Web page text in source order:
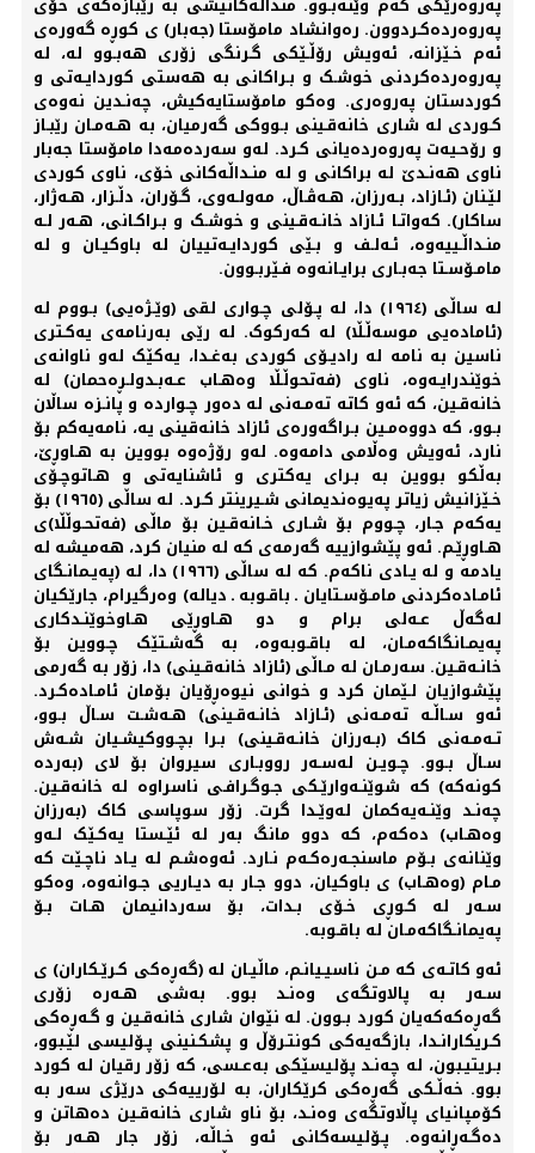
پەروەردەکـردوون. رەوانشاد مامۆستا (جەبار) ی کوڕە گەورەی
ئەم خـێزانە، ئەویش رۆڵـێکی گـرنگی زۆری هەبـوو لە، لە
پەروەردەکردنی خوشـک و بـراکانی بە هەستی کوردایـەتی و
کوردستان پەروەری. وەکو مامۆستایەکیش، چەنـدین نەوەی
کـوردی لە شاری خانەقـینی بـووکی گەرمیان، بە هـەمـان رێبـاز
و رۆحـیەت پەروەردەیانی کـرد. لەو سەردەمەدا مامۆستا جەبار
ناوی هەنـدێ لە براکانی و لە منـداڵەکانی خۆی، ناوی کوردی
لێـنان (ئـازاد، بـەرزان، هـەڤـاڵ، مەولـەوی، گـۆران، دڵـزار، هـەژار،
ساکار). کەواتـا ئـازاد خانـەقـینی و خوشـک و بـراکـانی، هـەر لـە
منـداڵـییەوە، ئـەلـف و بـێی کوردایـەتییان لە باوکیـان و لە
مامـۆسـتا جەبـاری برایـانەوە فـێربـوون.
لە ساڵی (١٩٦٤) دا، لە پـۆلی چـواری لقی (وێـژەیی) بـووم لە
(ئامادەیی موسەڵـڵا) لە کەرکوک. لە رێی بەرنامەی یەکـتری
ناسین بە نامە لە رادیـۆی کوردی بەغـدا، یەکێک لەو ناوانەی
خوێندرایـەوە، ناوی (فەتحوڵـڵا وەهـاب عـەبـدولـڕەحمان) لە
خانەقـین، کە ئەو کاتە تەمـەنی لە دەور چـواردە و پانـزە ساڵان
بـوو، کە دووەمـین بـراگەورەی ئازاد خانەقینی یە، نامەیەکم بۆ
نارد، ئەویش وەڵامی دامەوە. لەو رۆژەوە بووین بە هـاوڕێ،
بەڵکو بووین بە بـرای یەکتری و ئاشنایەتی و هـاتوچـۆی
خـێزانیش زیاتر پەیوەندیمانی شـيرینتر کـرد. لە ساڵی (١٩٦٥) بۆ
یەکەم جـار، چـووم بۆ شـاری خـانەقـین بۆ ماڵی (فەتحـوڵڵا)ی
هـاوڕێـم. ئەو پێشوازییە گەرمەی کە لە منیان کرد، هەمیشە لە
یادمە و لە یـادی ناکەم. کە لە ساڵی (١٩٦٦) دا، لە (پەیـمانـگای
ئامـادەکردنی مامـۆسـتایان ـ باقـوبە ـ دیالە) وەرگیرام، جارێکیان
لەگەڵ عـەلی برام و دو هـاوڕێی هـاوخوێنـدکاری
پەیمـانگاکەمـان، لە باقـوبەوە، بە گەشـتێک چـووین بۆ
خانـەقـین. سەرمـان لە مـاڵی (ئازاد خانەقـینی) دا، زۆر بە گەرمی
پێشوازیان لـێمان کرد و خوانی نیوەڕۆیان بۆمان ئامـادەکـرد.
ئەو سـاڵـە تەمـەنی (ئـازاد خانـەقـینی) هـەشـت سـاڵ بـوو،
تـەمـەنی کاک (بـەرزان خانـەقـینی) بـرا بچـووکیشـیان شـەش
سـاڵ بـوو. چـویـن لەسـەر رووبـاری سیروان بۆ لای (بەردە
کونەکە) کە شوێنـەوارێـکی جـوگـرافـی ناسراوە لە خانەقـین.
چەنـد وێنـەیەکمان لەوێـدا گرت. زۆر سوپاسی کاک (بەرزان
وەهـاب) دەکەم، کە دوو مانگ بەر لە ئێـستا یەکـێک لـەو
وێنانەی بـۆم ماسنجـەرەکـەم نـارد. ئەوەشـم لە یـاد ناچـێت کە
مـام (وەهـاب) ی باوکیان، دوو جـار بە دیـاریی جـوانەوە، وەکو
سـەر لە کـوڕی خـۆی بـدات، بۆ سەردانیمان هـات بـۆ
پەیمانـگاکەمـان لە باقـوبە.
ئەو کاتـەی کە مـن ناسیـیانـم، ماڵیـان لە (گەڕەکی کـرێـکاران) ی
سـەر بە پالاوتگەی وەنـد بوو. بەشی هـەرە زۆری
گەڕەکەکەیان کورد بـوون. لە نێوان شاری خانەقـین و گـەڕەکی
کـریکارانـدا، بازگەیەکی کونتـرۆڵ و پشکـنینی پـۆلیسی لێـبوو،
بـریتیـبون، لە چەنـد پۆلیسێکی بەعـسی، کە زۆر رقیان لە کورد
بوو. خەڵـکی گەڕەکی کرێکاران، بە لۆرییەکی درێژی سەر بە
کۆمپانیای پاڵاوتگەی وەنـد، بۆ ناو شاری خانەقـین دەهاتن و
دەگـەڕانەوە. پـۆلیسەکانی ئەو خـاڵە، زۆر جار هـەر بۆ